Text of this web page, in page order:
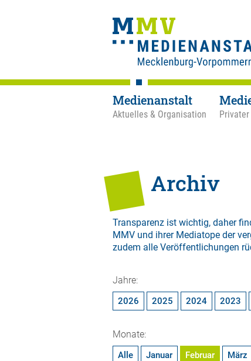
Medienanstalt
Aktuelles & Organisation
Archiv
Transparenz ist wichtig, daher
MMV und ihrer Mediatope der
zudem alle Veröffentlichungen
Jahre:
2026 2025 2024 2023
Monate:
Alle Januar Februar März